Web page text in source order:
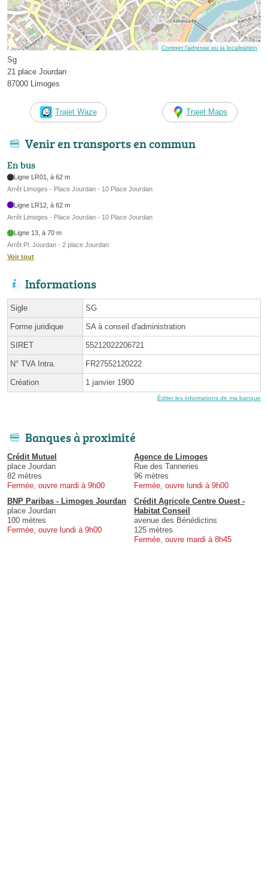
Corriger l’adresse ou la localisation
Sg
21 place Jourdan
87000 Limoges
Trajet Waze Trajet Maps
Venir en transports en commun
En bus
Ligne LR01, à 62 m
Arrêt Limoges - Place Jourdan - 10 Place Jourdan
Ligne LR12, à 62 m
Arrêt Limoges - Place Jourdan - 10 Place Jourdan
Ligne 13, à 70 m
Arrêt Pl. Jourdan - 2 place Jourdan
Voir tout
Informations
Sigle SG
Forme juridique SA à conseil d'administration
SIRET 55212022206721
N° TVA Intra. FR27552120222
Création 1 janvier 1900
Éditer les informations de ma banque
Banques à proximité
Crédit Mutuel
place Jourdan
82 mètres
Fermée, ouvre mardi à 9h00
Agence de Limoges
Rue des Tanneries
96 mètres
Fermée, ouvre lundi à 9h00
BNP Paribas - Limoges Jourdan
place Jourdan
100 mètres
Fermée, ouvre lundi à 9h00
Crédit Agricole Centre Ouest -
Habitat Conseil
avenue des Bénédictins
125 mètres
Fermée, ouvre mardi à 8h45